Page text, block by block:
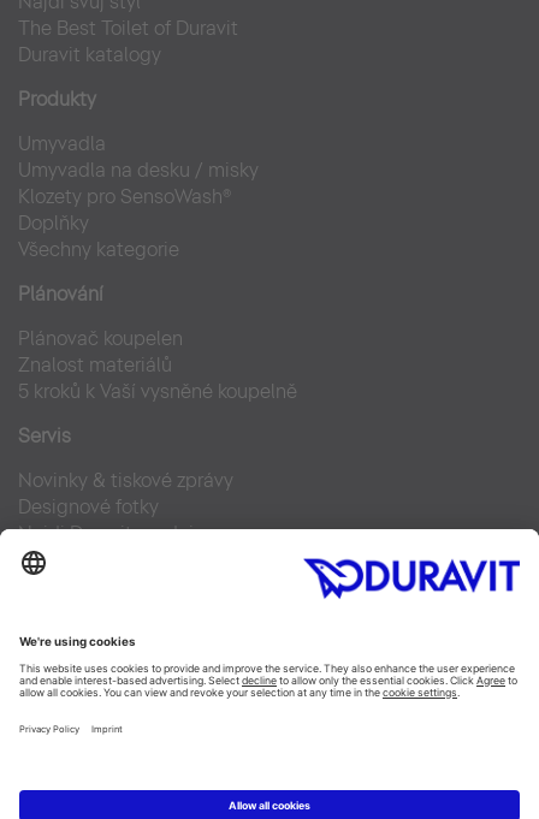
The Best Toilet of Duravit
Duravit katalogy
Produkty
Umyvadla
Umyvadla na desku / misky
Klozety pro SensoWash®
Doplňky
Všechny kategorie
Plánování
Plánovač koupelen
Znalost materiálů
5 kroků k Vaší vysněné koupelně
Servis
Novinky & tiskové zprávy
Designové fotky
Najdi Duravit prodejce
Často kladené otázky
Facebook
Instagram
Pinterest
Blog
Linked In